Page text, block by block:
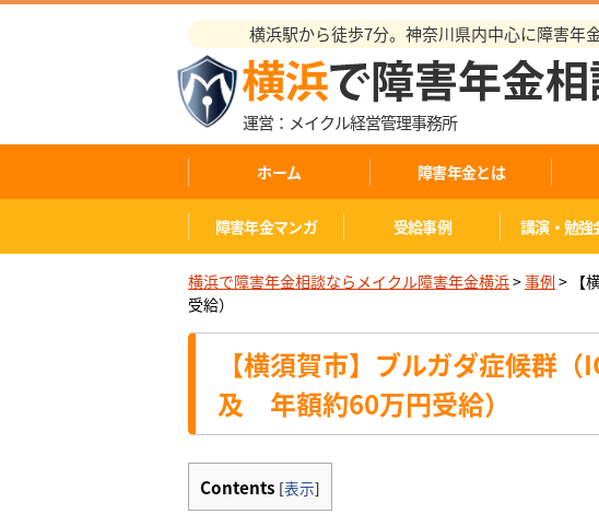
横浜駅から徒歩7分。神奈川県内中心に障害年
運営：メイクル経営管理事務所
ホーム 障害年金とは
障害年金マンガ 受給事例 講演・勉強
横浜で障害年金相談ならメイクル障害年金横浜>事例 >
受給）
【横須賀市】ブルガダ症候群
及 年額約60万円受給）
Contents [表示]